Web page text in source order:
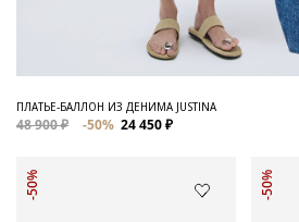
ПЛАТЬЕ-БАЛЛОН ИЗ ДЕНИМА JUSTINA
48 900 ₽ -50% 24 450 ₽
-50% -50%